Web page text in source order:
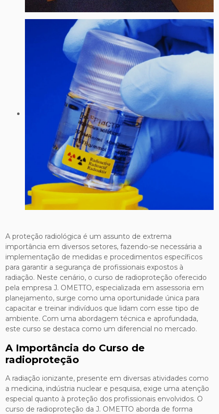
A proteção radiológica é um assunto de extrema
importância em diversos setores, fazendo-se necessária a
implementação de medidas e procedimentos específicos
para garantir a segurança de profissionais expostos à
radiação. Neste cenário, o curso de radioproteção oferecido
pela empresa J. OMETTO, especializada em assessoria em
planejamento, surge como uma oportunidade única para
capacitar e treinar indivíduos que lidam com esse tipo de
ambiente. Com uma abordagem técnica e aprofundada,
este curso se destaca como um diferencial no mercado.
A Importância do Curso de
radioproteção
A radiação ionizante, presente em diversas atividades como
a medicina, indústria nuclear e pesquisa, exige uma atenção
especial quanto à proteção dos profissionais envolvidos. O
curso de radioproteção da J. OMETTO aborda de forma